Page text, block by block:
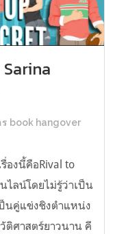
book hangover
รื่องนี้คือRival to
ลน์โดยไม่รู้ว่าเป็น
นคู่แข่งชิงตำแหน่ง
ติศาสตร์ยาวนาน คี